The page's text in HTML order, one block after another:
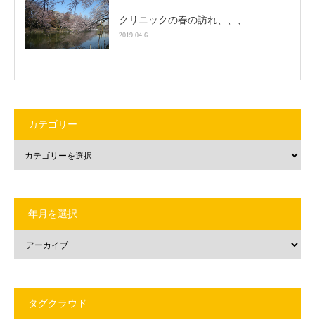
クリニックの春の訪れ、、、
2019.04.6
カテゴリー
年月を選択
タグクラウド